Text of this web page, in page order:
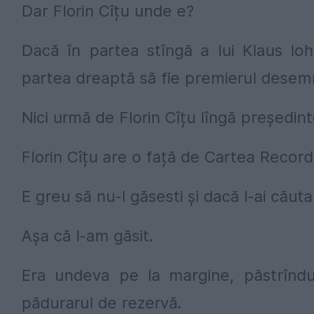
Dar Florin Cîțu unde e?
Dacă în partea stîngă a lui Klaus
partea dreaptă să fie premierul
Nici urmă de Florin Cîțu lîngă
Florin Cîțu are o față de Cartea
E greu să nu-l găsesti și dacă l-ai
Așa că l-am găsit.
Era undeva pe la margine,
pădurarul de rezervă.